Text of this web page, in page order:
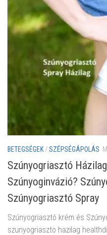
BETEGSÉGEK /SZÉPSÉGÁPOLÁS
Szúnyogriasztó
Szúnyoginvázió?
Szúnyogriasztó Spray
Szúnyogriasztó krém és
szunyogriaszto hazilag